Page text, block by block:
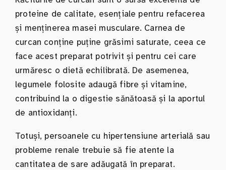
proteine de calitate, esențiale pentru refacerea
și menținerea masei musculare. Carnea de
curcan conține puține grăsimi saturate, ceea ce
face acest preparat potrivit și pentru cei care
urmăresc o dietă echilibrată. De asemenea,
legumele folosite adaugă fibre și vitamine,
contribuind la o digestie sănătoasă și la aportul
de antioxidanți.
Totuși, persoanele cu hipertensiune arterială sau
probleme renale trebuie să fie atente la
cantitatea de sare adăugată în preparat.